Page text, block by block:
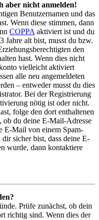
aber nicht anmelden!
Benutzernamen und das
Wenn diese stimmen, dann
COPPA aktiviert ist und du
Jahre alt bist, musst du bzw.
den
hast. Wenn dies nicht
vielleicht aktiviert
alle neu angemeldeten
– entweder musst du dies
Bei der Registrierung
nötig ist oder nicht.
folge den dort enthaltenen
ob du deine E-Mail-Adresse
E-Mail von einem Spam-
sicher bist, dass deine E-
wurde, dann kontaktiere
Prüfe zunächst, ob dein
richtig sind. Wenn dies der